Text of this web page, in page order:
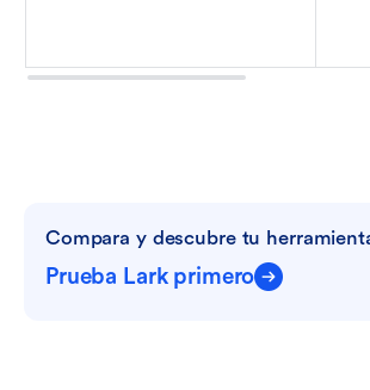
Compara y descubre tu
Prueba Lark primero